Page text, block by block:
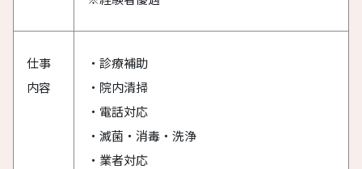
仕事
内容
・診療補助
・院内清掃
・電話対応
・滅菌・消毒・洗浄
・業者対応